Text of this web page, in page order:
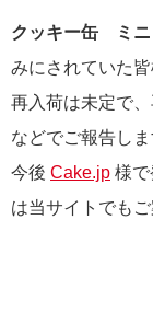
クッキー缶 ミニ
みにされていた
再入荷は未定で
などでご報告しま
今後 Cake.jp 様
は当サイトでもご